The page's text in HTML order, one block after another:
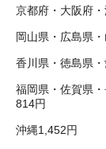
京都府・大阪府
岡山県・広島県
香川県・徳島県
福岡県・佐賀県
814円
沖縄1,452円